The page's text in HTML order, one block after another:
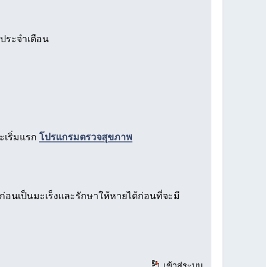
ระจำเดือน
เริ่มแรก โปรแกรมตรวจสุขภาพ
นเป็นมะเร็งและรักษาให้หายได้ก่อนที่จะมี